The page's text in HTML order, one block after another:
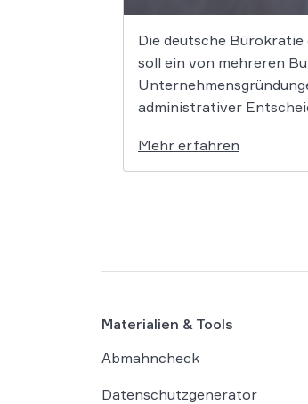
Die deutsche
soll ein von mehreren
administrativer
Mehr erfahren
Materialien & Tools
Abmahncheck
Datenschutzgenerator